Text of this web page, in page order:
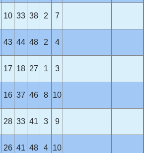
10 33 38 2 7
43 44 48 2 4
17 18 27 1 3
16 37 46 8 10
28 33 41 3 9
26 41 48 4 10